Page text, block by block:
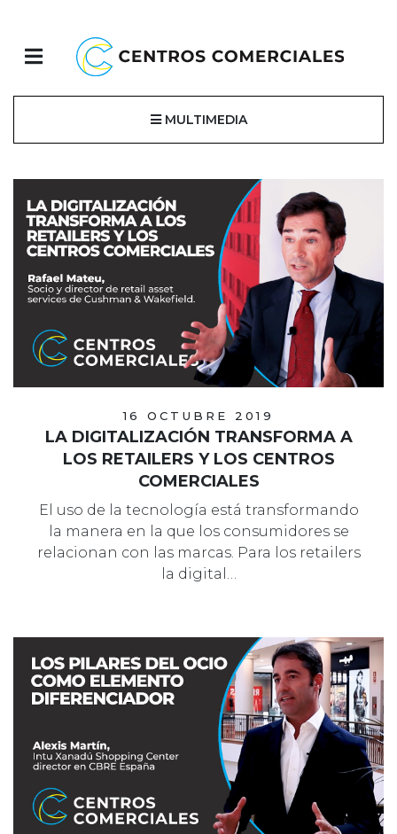
MULTIMEDIA
16 OCTUBRE 2019
LA DIGITALIZACIÓN TRANSFORMA A
LOS RETAILERS Y LOS CENTROS
COMERCIALES
El uso de la tecnología está transformando
la manera en la que los consumidores se
relacionan con las marcas. Para los retailers
la digital…